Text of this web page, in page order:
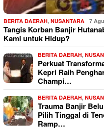
BERITA DAERAH, NUSANTARA 7
Tangis Korban Banjir
Kami untuk Hidup?
BERITA DAERAH,
Perkuat
Kepri Raih
Champi…
BERITA DAERAH,
Trauma Banjir
Pilih Tinggal di
Ramp…